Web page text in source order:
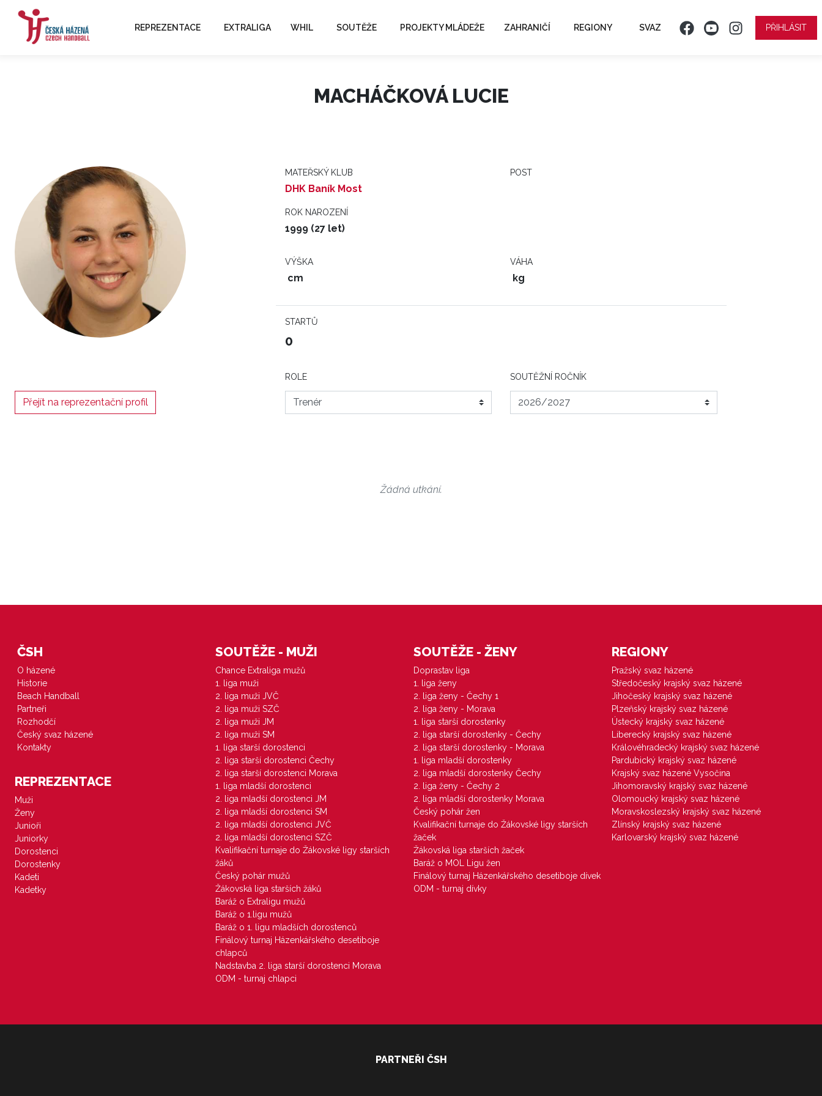
REPREZENTACE EXTRALIGA WHIL SOUTĚŽE PROJEKTY MLÁDEŽE ZAHRANIČÍ REGIONY SVAZ PŘIHLÁSIT
MACHÁČKOVÁ LUCIE
MATEŘSKÝ KLUB
DHK Baník Most
POST
ROK NAROZENÍ
1999 (27 let)
VÝŠKA
cm
VÁHA
kg
STARTŮ
0
Přejít na reprezentační profil
ROLE SOUTĚŽNÍ ROČNÍK
Žádná utkání.
ČSH
O házené
Historie
Beach Handball
Partneři
Rozhodčí
Český svaz házené
Kontakty
REPREZENTACE
Muži
Ženy
Junioři
Juniorky
Dorostenci
Dorostenky
Kadeti
Kadetky
SOUTĚŽE - MUŽI
Chance Extraliga mužů
1. liga muži
2. liga muži JVČ
2. liga muži SZČ
2. liga muži JM
2. liga muži SM
1. liga starší dorostenci
2. liga starší dorostenci Čechy
2. liga starší dorostenci Morava
1. liga mladší dorostenci
2. liga mladší dorostenci JM
2. liga mladší dorostenci SM
2. liga mladší dorostenci JVČ
2. liga mladší dorostenci SZČ
Kvalifikační turnaje do Žákovské ligy starších
žáků
Český pohár mužů
Žákovská liga starších žáků
Baráž o Extraligu mužů
Baráž o 1.ligu mužů
Baráž o 1. ligu mladších dorostenců
Finálový turnaj Házenkářského desetiboje
chlapců
Nadstavba 2. liga starší dorostenci Morava
ODM - turnaj chlapci
SOUTĚŽE - ŽENY
Doprastav liga
1. liga ženy
2. liga ženy - Čechy 1
2. liga ženy - Morava
1. liga starší dorostenky
2. liga starší dorostenky - Čechy
2. liga starší dorostenky - Morava
1. liga mladší dorostenky
2. liga mladší dorostenky Čechy
2. liga ženy - Čechy 2
2. liga mladší dorostenky Morava
Český pohár žen
Kvalifikační turnaje do Žákovské ligy starších
žaček
Žákovská liga starších žaček
Baráž o MOL Ligu žen
Finálový turnaj Házenkářského desetiboje dívek
ODM - turnaj dívky
REGIONY
Pražský svaz házené
Středočeský krajský svaz házené
Jihočeský krajský svaz házené
Plzeňský krajský svaz házené
Ústecký krajský svaz házené
Liberecký krajský svaz házené
Královéhradecký krajský svaz házené
Pardubický krajský svaz házené
Krajský svaz házené Vysočina
Jihomoravský krajský svaz házené
Olomoucký krajský svaz házené
Moravskoslezský krajský svaz házené
Zlínský krajský svaz házené
Karlovarský krajský svaz házené
PARTNEŘI ČSH